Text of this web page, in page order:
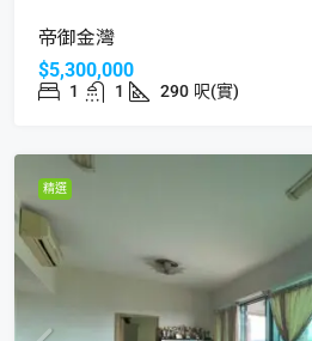
帝御金灣
$5,300,000
1 1 290 呎(實)
精選